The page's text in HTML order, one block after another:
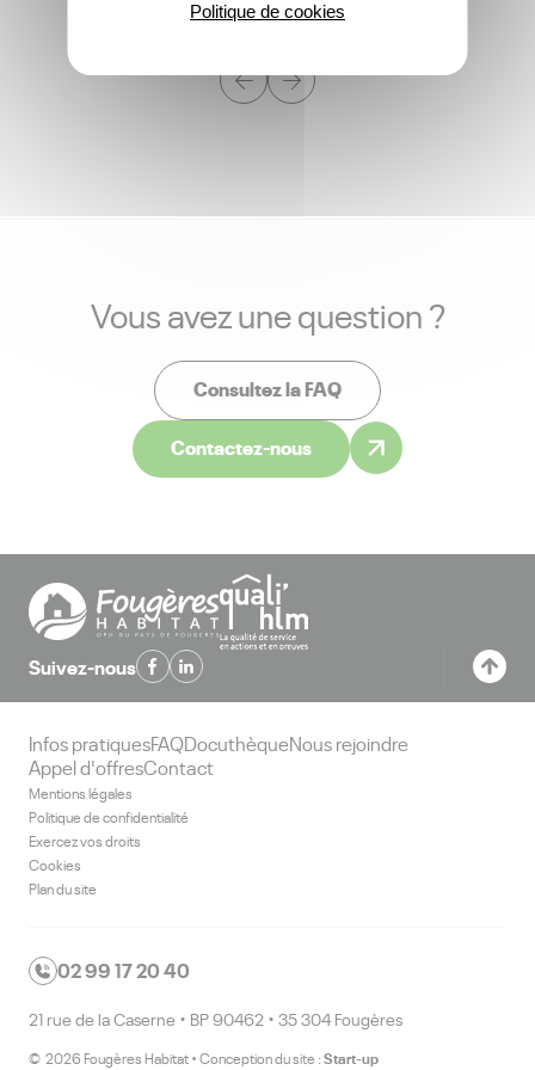
Vous avez une question ?
Consultez la FAQ
Contactez-nous
Suivez-nous
Infos pratiquesFAQDocuthèqueNous rejoindre
Appel d'offresContact
Mentions légales
Politique de confidentialité
Exercez vos droits
Cookies
Plan du site
02 99 17 20 40
21 rue de la Caserne • BP 90462 • 35 304 Fougères
© 2026 Fougères Habitat • Conception du site :Start-up
Politique de cookies